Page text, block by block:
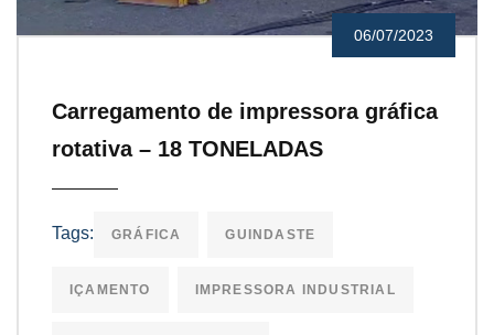
06/07/2023
Carregamento de impressora gráfica
rotativa – 18 TONELADAS
Tags: GRÁFICA GUINDASTE
IÇAMENTO IMPRESSORA INDUSTRIAL